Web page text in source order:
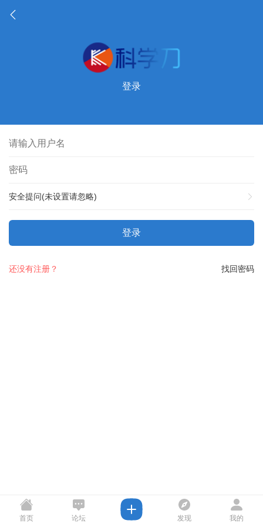
登录
安全提问(未设置请忽略)
登录
找回密码
还没有注册？
首页 论坛 发现 我的